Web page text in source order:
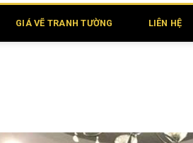
GIÁ VẼ TRANH TƯỜNG LIÊN HỆ